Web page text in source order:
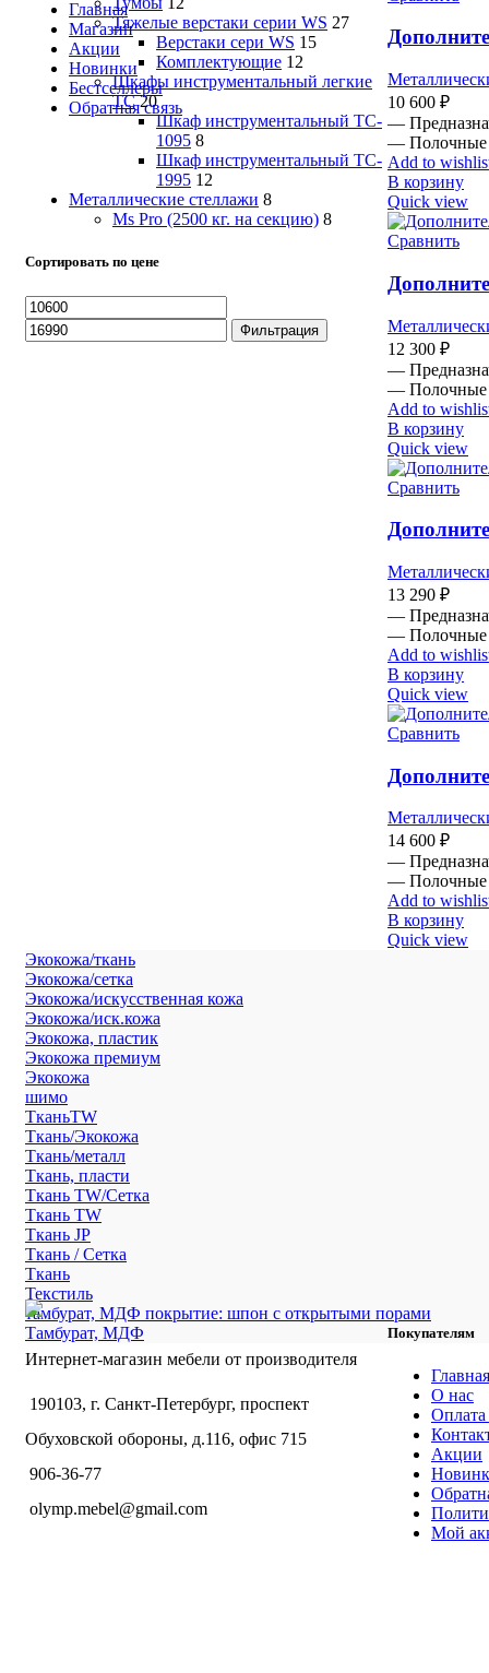
Главная
Магазин
Акции
Новинки
Бестселлеры
Обратная связь
Тяжелые верстаки серии WS 27
Верстаки сери WS 15
Комплектующие 12
Шкафы инструментальный легкие
ТС 20
Шкаф инструментальный TC-
1095 8
Шкаф инструментальный TC-
1995 12
Металлические стеллажи 8
Ms Pro (2500 кг. на секцию) 8
Сортировать по цене
Минимальная
цена
цена
Фильтрация
10 600 ₽
—
— Полочные
Add to
В корзину
Quick view
Сравнить
12 300 ₽
—
— Полочные
Add to
В корзину
Quick view
Сравнить
13 290 ₽
—
— Полочные
Add to
В корзину
Quick view
Сравнить
14 600 ₽
—
— Полочные
Add to
В корзину
Quick view
Экокожа/ткань
Экокожа/сетка
Экокожа/искусственная кожа
Экокожа/иск.кожа
Экокожа, пластик
Экокожа премиум
Экокожа
шимо
ТканьTW
Ткань/Экокожа
Ткань/металл
Ткань, пласти
Ткань TW/Сетка
Ткань TW
Ткань JP
Ткань / Сетка
Ткань
Текстиль
тамбурат, МДФ покрытие: шпон с открытыми порами
Тамбурат, МДФ
Интернет-магазин мебели от производителя
190103, г. Санкт-Петербург, проспект
Обуховской обороны, д.116, офис 715
906-36-77
olymp.mebel@gmail.com
Покупателям
Главная
О нас
Оплата
Акции
Мой